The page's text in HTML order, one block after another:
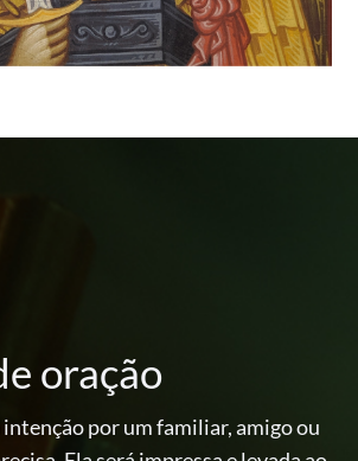
oração
intenção por um familiar, amigo ou